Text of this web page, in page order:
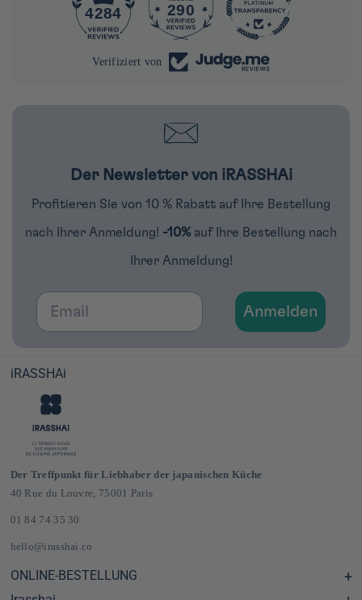
4284 290
Verifiziert von
Der Newsletter von iRASSHAi
Profitieren Sie von 10 % Rabatt auf Ihre Bestellung
nach Ihrer Anmeldung! -10% auf Ihre Bestellung nach
Ihrer Anmeldung!
Email
Anmelden
iRASSHAi
Der Treffpunkt für Liebhaber der japanischen Küche
40 Rue du Louvre, 75001 Paris
01 84 74 35 30
hello@irasshai.co
ONLINE-BESTELLUNG